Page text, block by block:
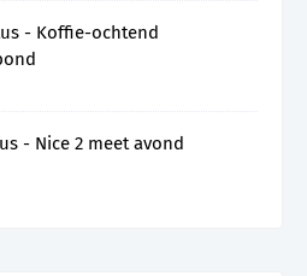
- Koffie-ochtend
- Nice 2 meet avond